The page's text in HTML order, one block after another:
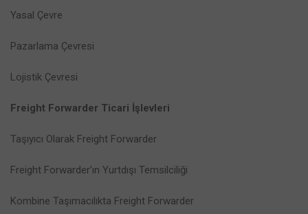
Yasal Çevre
Pazarlama Çevresi
Lojistik Çevresi
Freight Forwarder Ticari İşlevleri
Taşıyıcı Olarak Freight Forwarder
Freight Forwarder’ın Yurtdışı Temsilciliği
Kombine Taşımacılıkta Freight Forwarder